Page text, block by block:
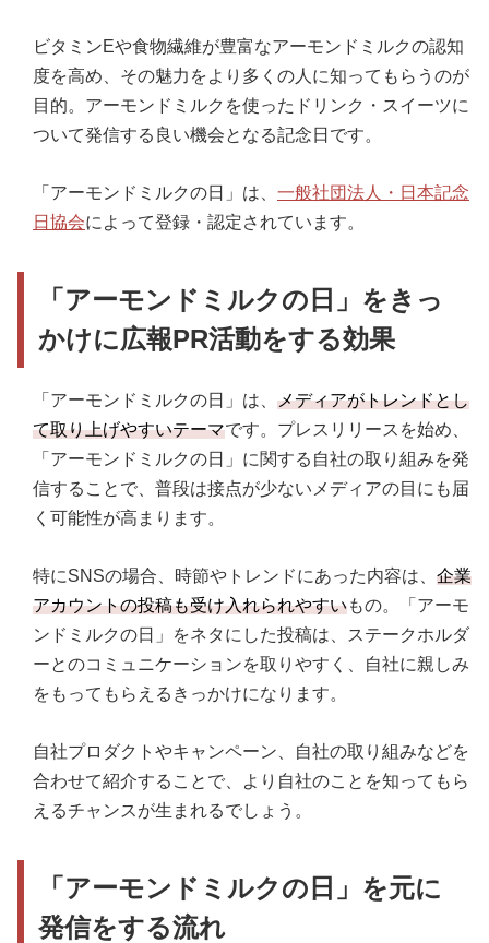
ビタミンEや食物繊維が豊富なアーモンドミルクの認知
度を高め、その魅力をより多くの人に知ってもらうのが
目的。アーモンドミルクを使ったドリンク・スイーツに
ついて発信する良い機会となる記念日です。
「アーモンドミルクの日」は、 一般社団法人・日本記念
日協会によって登録・認定されています。
「アーモンドミルクの日」をきっ
かけに広報PR活動をする効果
「アーモンドミルクの日」は、 メディアがトレンドとし
て取り上げやすいテーマです。プレスリリースを始め、
「アーモンドミルクの日」に関する自社の取り組みを発
信することで、普段は接点が少ないメディアの目にも届
く可能性が高まります。
特にSNSの場合、時節やトレンドにあった内容は、 企業
アカウントの投稿も受け入れられやすいもの。「アーモ
ンドミルクの日」をネタにした投稿は、ステークホルダ
ーとのコミュニケーションを取りやすく、自社に親しみ
をもってもらえるきっかけになります。
自社プロダクトやキャンペーン、自社の取り組みなどを
合わせて紹介することで、より自社のことを知ってもら
えるチャンスが生まれるでしょう。
「アーモンドミルクの日」を元に
発信をする流れ